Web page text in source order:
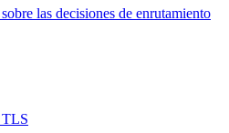
las decisiones de enrutamiento
TLS